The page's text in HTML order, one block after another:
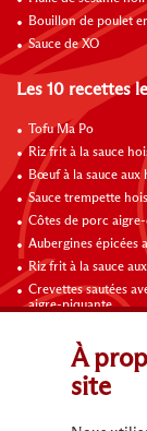
Bouillon de poulet
Sauce de XO
Les 10 recettes
Tofu Ma Po
Riz frit à la sauce
Bœuf à la sauce aux
Sauce trempette
Côtes de porc
Aubergines épicées
Riz frit à la sauce
Crevettes sautées
aigre-piquante
Omelette au
Contactez-nous
À
site